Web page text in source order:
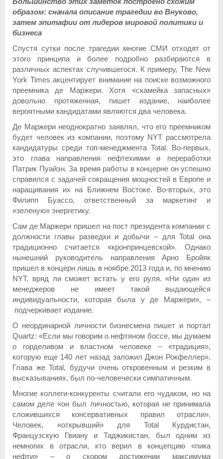
образом: сначала описание трагедии во Внуково,
затем эпитафии от лидеров мировой политики и
бизнеса
Спустя сутки после трагедии многие СМИ отходят от
этого принципа и более подробно разбираются в
различных аспектах случившегося. К примеру, The New
York Times акцентирует внимание на поиске возможного
преемника де Маржери. Хотя «скамейка запасных»
довольно протяженная, пишет издание, наиболее
вероятными кандидатами являются два человека.
Де Маржери неоднократно заявлял, что его преемником
будет человек из компании, поэтому NYT рассмотрела
кандидатуры среди топ-менеджмента Total. Во-первых,
это глава направления нефтехимии и переработки
Патрик Пуайэн. За время работы в концерне он успешно
справился с задачей сокращения мощностей в Европе и
наращивания их на Ближнем Востоке. Во-вторых, это
Филипп Буассо, ответственный за маркетинг и
«зеленую» энергетику.
Сам де Маржери пришел на пост президента компании с
должности главы разведки и добычи – для Total она
традиционно считается «кронпринцевской». Однако
нынешний руководитель направления Арно Бройяк
пришел в концерн лишь в ноябре 2013 года и, по мнению
NYT, вряд ли сможет встать у его руля. «Ни один из
менеджеров не имеет такой выдающейся
индивидуальности, которая была у де Маржери», –
подчеркивает издание.
О неординарной личности бизнесмена пишет и портал
Quartz: «Если мы говорим о нефтяном боссе, мы думаем
о горделивом и властном человеке – «традиция»,
которую еще 140 лет назад заложил Джон Рокфеллер».
Глава же Total, будучи очень откровенным и резким в
высказываниях, был по-человечески симпатичным.
Многие коллеги-конкуренты считали его чудаком, но на
самом деле «он был личностью, которая не принимала
сложившихся консервативных правил отрасли».
Человек, «открывший» для Total Курдистан,
Французскую Гвиану и Таджикистан, был одним из
немногих в отрасли, кто верил в концепцию «пика
нефти» – о скором достижении максимума